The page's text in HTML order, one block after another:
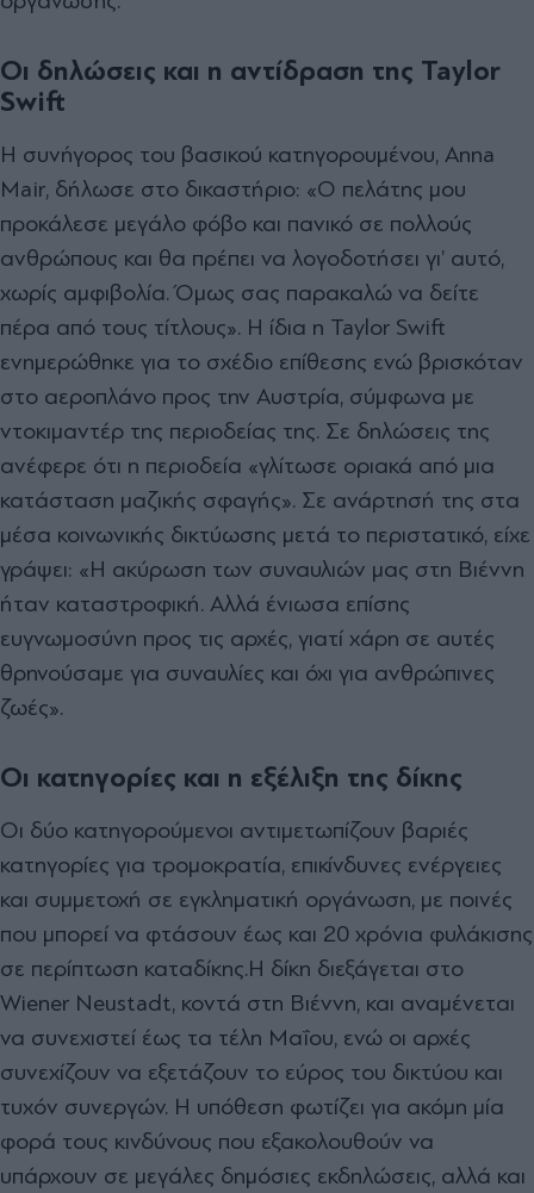
Οι δηλώσεις και η αντίδραση της Taylor
Swift
Η συνήγορος του βασικού κατηγορουμένου, Anna
Mair, δήλωσε στο δικαστήριο: «Ο πελάτης μου
προκάλεσε μεγάλο φόβο και πανικό σε πολλούς
ανθρώπους και θα πρέπει να λογοδοτήσει γι’ αυτό,
χωρίς αμφιβολία. Όμως σας παρακαλώ να δείτε
πέρα από τους τίτλους». Η ίδια η Taylor Swift
ενημερώθηκε για το σχέδιο επίθεσης ενώ βρισκόταν
στο αεροπλάνο προς την Αυστρία, σύμφωνα με
ντοκιμαντέρ της περιοδείας της. Σε δηλώσεις της
ανέφερε ότι η περιοδεία «γλίτωσε οριακά από μια
κατάσταση μαζικής σφαγής». Σε ανάρτησή της στα
μέσα κοινωνικής δικτύωσης μετά το περιστατικό, είχε
γράψει: «Η ακύρωση των συναυλιών μας στη Βιέννη
ήταν καταστροφική. Αλλά ένιωσα επίσης
ευγνωμοσύνη προς τις αρχές, γιατί χάρη σε αυτές
θρηνούσαμε για συναυλίες και όχι για ανθρώπινες
ζωές».
Οι κατηγορίες και η εξέλιξη της δίκης
Οι δύο κατηγορούμενοι αντιμετωπίζουν βαριές
κατηγορίες για τρομοκρατία, επικίνδυνες ενέργειες
και συμμετοχή σε εγκληματική οργάνωση, με ποινές
που μπορεί να φτάσουν έως και 20 χρόνια φυλάκισης
σε περίπτωση καταδίκης.Η δίκη διεξάγεται στο
Wiener Neustadt, κοντά στη Βιέννη, και αναμένεται
να συνεχιστεί έως τα τέλη Μαΐου, ενώ οι αρχές
συνεχίζουν να εξετάζουν το εύρος του δικτύου και
τυχόν συνεργών. Η υπόθεση φωτίζει για ακόμη μία
φορά τους κινδύνους που εξακολουθούν να
υπάρχουν σε μεγάλες δημόσιες εκδηλώσεις, αλλά και